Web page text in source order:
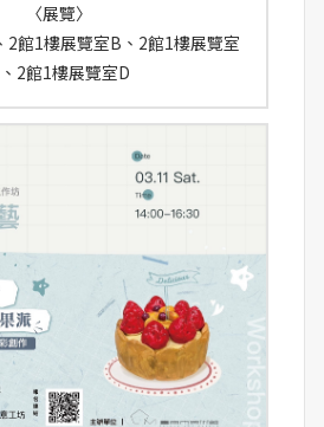
〈展覽〉
2館1樓展覽室B、2館1樓展覽室
2館1樓展覽室D